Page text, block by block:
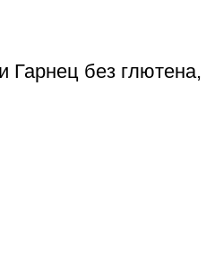
Гарнец без глютена,